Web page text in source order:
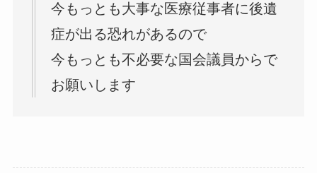
今もっとも大事な医療従事者に後遺
症が出る恐れがあるので
今もっとも不必要な国会議員からで
お願いします